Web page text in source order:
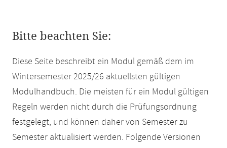
Bitte beachten Sie:
Diese Seite beschreibt ein Modul gemäß dem im
Wintersemester 2025/26 aktuellsten gültigen
Modulhandbuch. Die meisten für ein Modul gültigen
Regeln werden nicht durch die Prüfungsordnung
festgelegt, und können daher von Semester zu
Semester aktualisiert werden. Folgende Versionen